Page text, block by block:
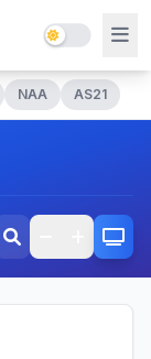
NAA AS21